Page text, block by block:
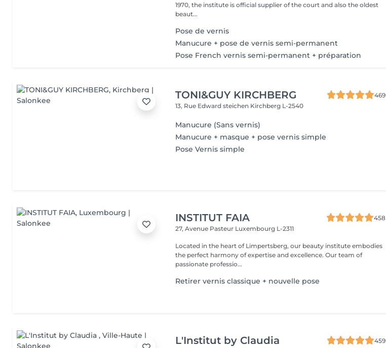
1970, the institute is official supplier of the court and also the oldest
beaut...
Pose de vernis
Manucure + pose de vernis semi-permanent
Pose French vernis semi-permanent + préparation
TONI&GUY KIRCHBERG
469
13, Rue Edward steichen Kirchberg L-2540
Manucure (Sans vernis)
Manucure + masque + pose vernis simple
Pose Vernis simple
INSTITUT FAIA
458
27, Avenue Pasteur Luxembourg L-2311
Located in the heart of Limpertsberg, our beauty institute embodies
the perfect harmony of expertise and excellence. Our team of
passionate professio...
Retirer vernis classique + nouvelle pose
L'Institut by Claudia
459